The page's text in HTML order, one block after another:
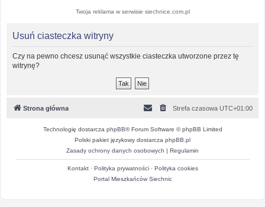
Twoja reklama w serwisie siechnice.com.pl
Usuń ciasteczka witryny
Czy na pewno chcesz usunąć wszystkie ciasteczka utworzone przez tę
witrynę?
Strona główna Strefa czasowa UTC+01:00
Technologię dostarcza phpBB® Forum Software © phpBB Limited
Polski pakiet językowy dostarcza phpBB.pl
Zasady ochrony danych osobowych | Regulamin
Kontakt· Polityka prywatności· Polityka cookies
Portal Mieszkańców Siechnic